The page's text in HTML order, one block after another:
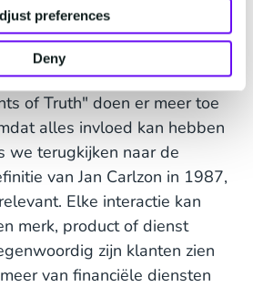
preferences
Deny
we kunnen de "Moments of
Denk dan nog even wat
of Truth" doen er meer toe
alles invloed kan hebben
we terugkijken naar de
van Jan Carlzon in 1987,
Elke interactie kan
merk, product of dienst
zijn klanten zien
van financiële diensten